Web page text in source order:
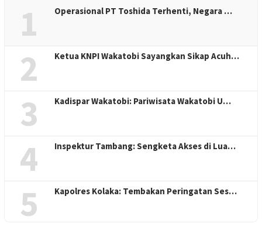
1 Operasional PT Toshida Terhenti, Negara …
2 Ketua KNPI Wakatobi Sayangkan Sikap Acuh…
3 Kadispar Wakatobi: Pariwisata Wakatobi U…
4 Inspektur Tambang: Sengketa Akses di Lua…
5 Kapolres Kolaka: Tembakan Peringatan Ses…